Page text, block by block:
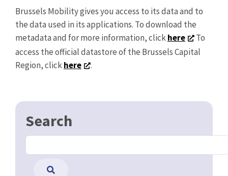
Brussels Mobility gives you access to its data and to
the data used in its applications. To download the
metadata and for more information, clickhere
To
access the official datastore of the Brussels Capital
Region, clickhere .
Search